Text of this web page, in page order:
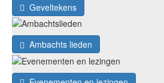
Geveltekens
Ambachts lieden